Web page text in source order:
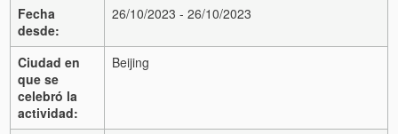
Fecha
desde:
26/10/2023 - 26/10/2023
Ciudad en
que se
celebró la
actividad:
Beijing